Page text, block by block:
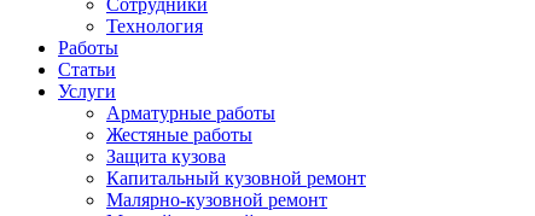
Сотрудники
Технология
Работы
Статьи
Услуги
Арматурные работы
Жестяные работы
Защита кузова
Капитальный кузовной ремонт
Малярно-кузовной ремонт